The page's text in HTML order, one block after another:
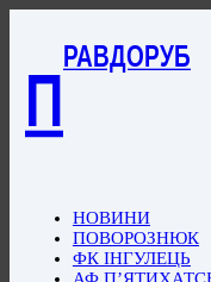
П
РАВДОРУБ
НОВИНИ
ПОВОРОЗНЮК
ФК ІНГУЛЕЦЬ